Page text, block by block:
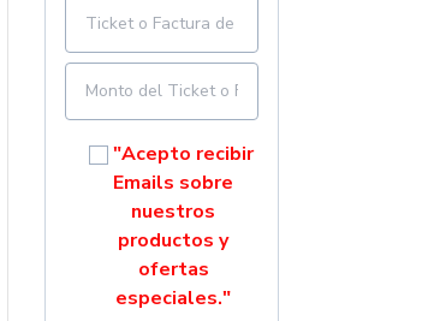
"Acepto recibir
Emails sobre
nuestros
productos y
ofertas
especiales."